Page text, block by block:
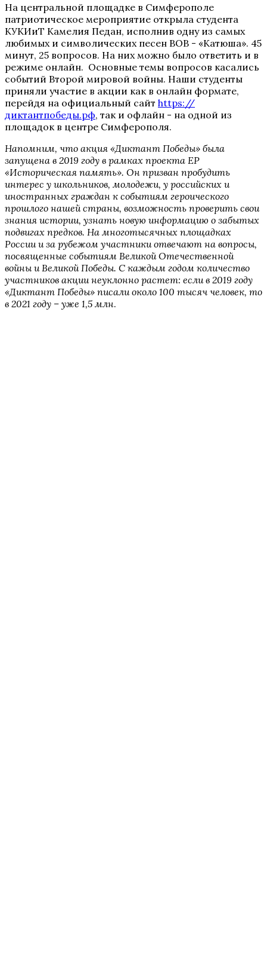
На центральной площадке в Симферополе
патриотическое мероприятие открыла студента
КУКИиТ Камелия Педан, исполнив одну из самых
любимых и символических песен ВОВ - «Катюша». 45
минут, 25 вопросов. На них можно было ответить и в
режиме онлайн. Основные темы вопросов касались
событий Второй мировой войны. Наши студенты
приняли участие в акции как в онлайн формате,
перейдя на официальный сайт https://
диктантпобеды.рф, так и офлайн - на одной из
площадок в центре Симферополя.
Напомним, что акция «Диктант Победы» была
запущена в 2019 году в рамках проекта ЕР
«Историческая память». Он призван пробудить
интерес у школьников, молодежи, у российских и
иностранных граждан к событиям героического
прошлого нашей страны, возможность проверить свои
знания истории, узнать новую информацию о забытых
подвигах предков. На многотысячных площадках
России и за рубежом участники отвечают на вопросы,
посвященные событиям Великой Отечественной
войны и Великой Победы. С каждым годом количество
участников акции неуклонно растет: если в 2019 году
«Диктант Победы» писали около 100 тысяч человек, то
в 2021 году – уже 1,5 млн.